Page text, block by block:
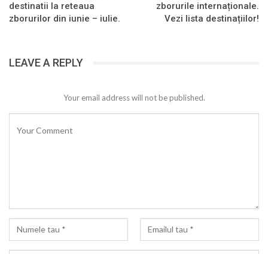
destinatii la reteaua
zborurilor din iunie – iulie.
zborurile internaționale.
Vezi lista destinațiilor!
LEAVE A REPLY
Your email address will not be published.